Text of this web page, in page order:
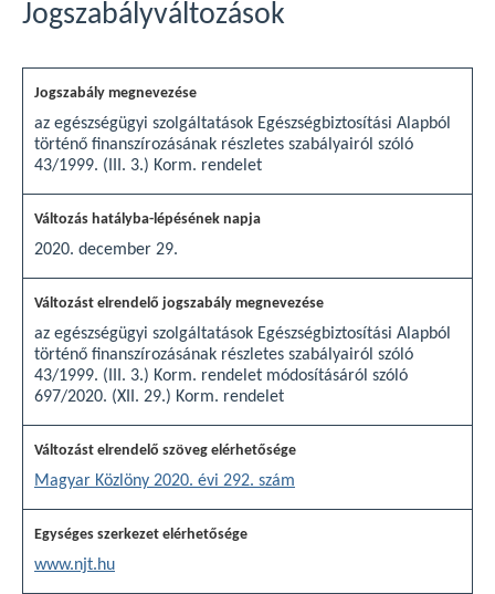
Jogszabályváltozások
az egészségügyi szolgáltatások Egészségbiztosítási Alapból
történő finanszírozásának részletes szabályairól szóló
43/1999. (III. 3.) Korm. rendelet
2020. december 29.
az egészségügyi szolgáltatások Egészségbiztosítási Alapból
történő finanszírozásának részletes szabályairól szóló
43/1999. (III. 3.) Korm. rendelet módosításáról szóló
697/2020. (XII. 29.) Korm. rendelet
Magyar Közlöny 2020. évi 292. szám
www.njt.hu